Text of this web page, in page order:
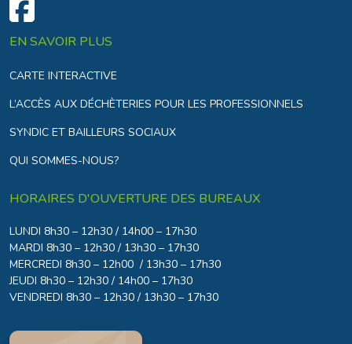
EN SAVOIR PLUS
CARTE INTERACTIVE
L’ACCÈS AUX DÉCHÈTERIES POUR LES PROFESSIONNELS
SYNDIC ET BAILLEURS SOCIAUX
QUI SOMMES-NOUS?
HORAIRES D'OUVERTURE DES BUREAUX
LUNDI 8h30 – 12h30 / 14h00 – 17h30
MARDI 8h30 – 12h30 / 13h30 – 17h30
MERCREDI 8h30 – 12h00 / 13h30 – 17h30
JEUDI 8h30 – 12h30 / 14h00 – 17h30
VENDREDI 8h30 – 12h30 / 13h30 – 17h30